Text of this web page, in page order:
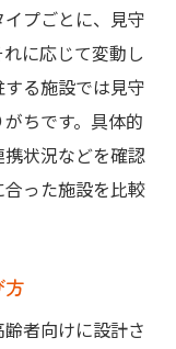
プごとに、見守
に応じて変動し
る施設では見守
ちです。具体的
状況などを確認
った施設を比較
方
者向けに設計さ